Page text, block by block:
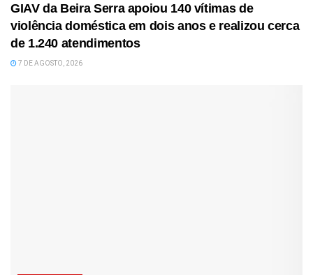
GIAV da Beira Serra apoiou 140 vítimas de
violência doméstica em dois anos e realizou cerca
de 1.240 atendimentos
7 DE AGOSTO, 2026